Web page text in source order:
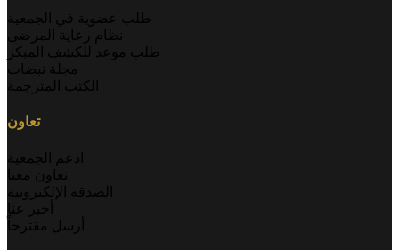
طلب عضوية في الجمعية
نظام رعاية المرضى
طلب موعد للكشف المبكر
مجلة نبضات
الكتب المترجمة
تعاون
ادعم الجمعية
تعاون معنا
الصدقة الإلكترونية
أخبر عنا
أرسل مقترحاً